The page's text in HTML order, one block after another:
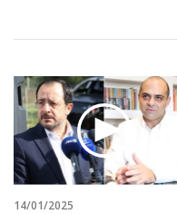
Κληρώσεις Allwyn
Οικονομική
Οικονομία
Real Estate
Επιχειρήσεις
Αγορές
14/01/2025